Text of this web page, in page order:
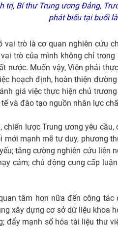
trị, Bí thư Trung ương Đảng,
phát biểu tại buổi
vai trò là cơ quan nghiên cứu
trò của mình không chỉ
nước. Muốn vậy, Viện phải
hoạch định, hoàn thiện
giá việc thực hiện chủ
và đào tạo nguồn nhân lực
chiến lược Trung ương yêu
mới mạnh mẽ tư duy, phương
tăng cường nghiên cứu liên
cảm; chủ động cung cấp
tâm hơn nữa đến công
xây dựng cơ sở dữ liệu khoa
đẩy mạnh số hóa tài liệu thư